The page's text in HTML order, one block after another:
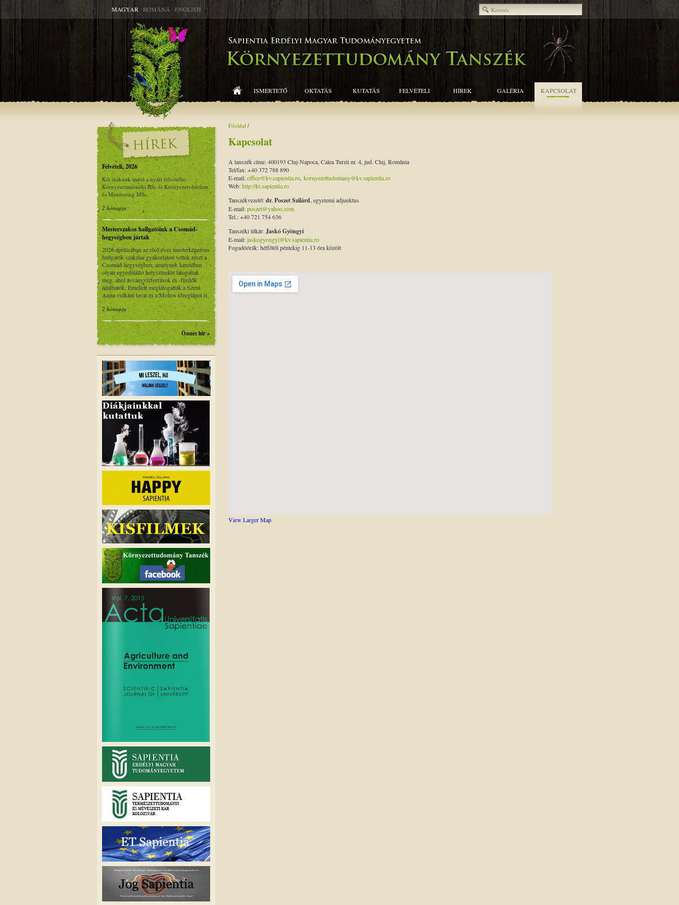
ISMERTETŐ OKTATÁS KUTATÁS FELVÉTELI HÍREK GALÉRIA KAPCSOLAT
MAGYAR ∙ ROMÂNĂ ∙ ENGLISH
Főoldal /
Kapcsolat
A tanszék címe: 400193 Cluj-Napoca, Calea Turzii nr. 4, jud. Cluj, România
Tel/fax: +40 372 788 890
E-mail:office@kv.sapientia.ro kornyezettudomany@kv.sapientia.ro
Web:http://kt.sapientia.ro
Tanszékvezető:dr. Poszet Szilárd , egyetemi adjunktus
E-mail:poszet@yahoo.com
Tel.: +40 721 754 636
Tanszéki titkár:JaskóGyöngyi
E-mail:jaskogyongyi@kv.sapientia.ro
Fogadóórák: hétfőtől péntekig 11-13 óra között
View Larger Map
Felvételi, 2026
Két szakunk indul a nyári felvételin:
Környezetmérnöki BSc és Környezetvédelem
és Monitoring MSc.
2 hónapja
Mesterszakos hallgatóink a Csomád-
hegységben jártak
2026 áprilisában az első éves mesterképzéses
hallgatók szakmai gyakorlaton vettek részt a
Csomád-hegységben, amelynek keretében
olyan egyedülálló helyszíneket látogattak
meg, ahol ásványvízforrások és -fürdők
találhatók. Emellett meglátogatták a Szent
Anna vulkáni tavat és a Mohos tőzeglápot is.
2 hónapja
Összes hír »